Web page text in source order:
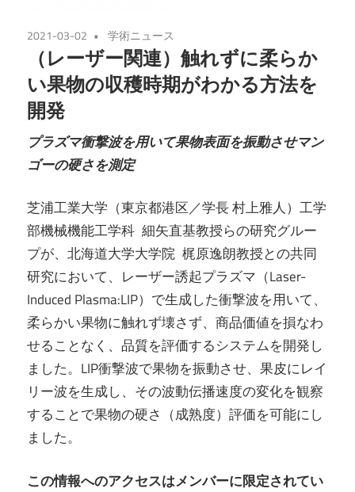
2021-03-02 学術ニュース
（レーザー関連）触れずに柔らか
い果物の収穫時期がわかる方法を
開発
プラズマ衝撃波を用いて果物表面を振動させマン
ゴーの硬さを測定
芝浦工業大学（東京都港区／学長 村上雅人）工学
部機械機能工学科 細矢直基教授らの研究グルー
プが、北海道大学大学院 梶原逸朗教授との共同
研究において、レーザー誘起プラズマ（Laser-
Induced Plasma:LIP）で生成した衝撃波を用いて、
柔らかい果物に触れず壊さず、商品価値を損なわ
せることなく、品質を評価するシステムを開発し
ました。LIP衝撃波で果物を振動させ、果皮にレイ
リー波を生成し、その波動伝播速度の変化を観察
することで果物の硬さ（成熟度）評価を可能にし
ました。
この情報へのアクセスはメンバーに限定されてい